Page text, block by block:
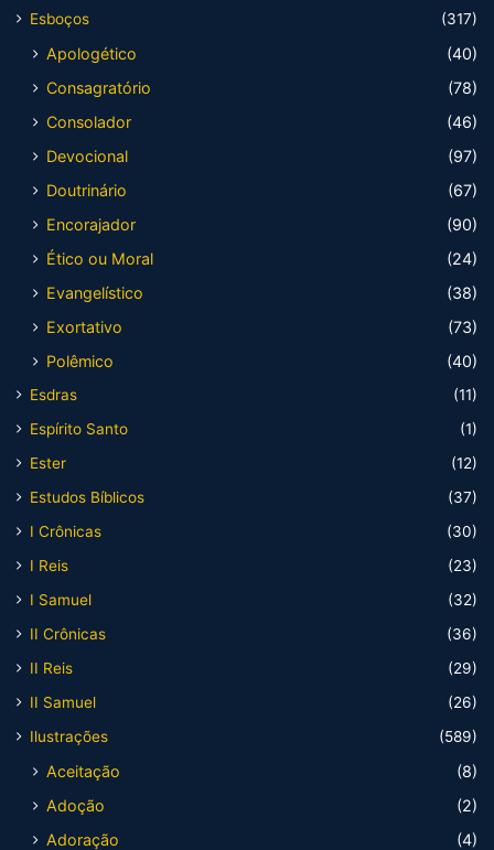
Esboços (317)
Apologético
(40)
Consagratório
(78)
Consolador
(46)
Devocional
(97)
Doutrinário
(67)
Encorajador
(90)
Ético ou Moral
(24)
Evangelístico
(38)
Exortativo
(73)
Polêmico
(40)
Esdras
(11)
Espírito Santo
(1)
Ester
(12)
Estudos Bíblicos
(37)
I Crônicas
(30)
I Reis
(23)
I Samuel
(32)
II Crônicas
(36)
II Reis
(29)
II Samuel
(26)
Ilustrações
(589)
Aceitação
(8)
Adoção
(2)
Adoração
(4)